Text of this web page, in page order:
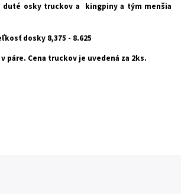
duté osky truckov a kingpiny a tým menšia
dosky 8,375 - 8.625
páre. Cena truckov je uvedená za 2ks.